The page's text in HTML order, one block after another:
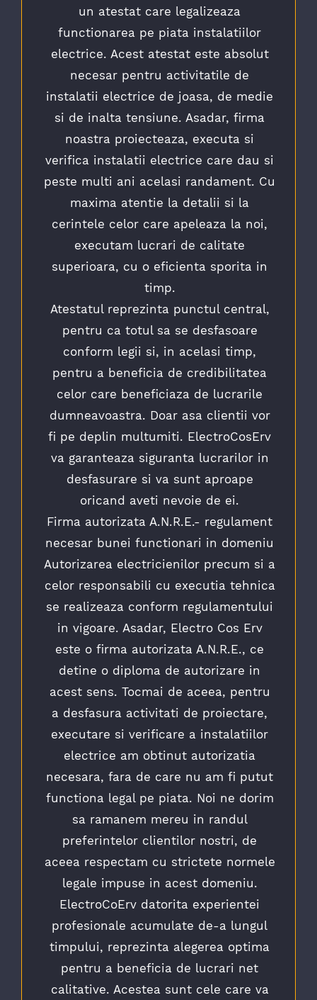
un atestat care legalizeaza
functionarea pe piata instalatiilor
electrice. Acest atestat este absolut
necesar pentru activitatile de
instalatii electrice de joasa, de medie
si de inalta tensiune. Asadar, firma
noastra proiecteaza, executa si
verifica instalatii electrice care dau si
peste multi ani acelasi randament. Cu
maxima atentie la detalii si la
cerintele celor care apeleaza la noi,
executam lucrari de calitate
superioara, cu o eficienta sporita in
timp.
Atestatul reprezinta punctul central,
pentru ca totul sa se desfasoare
conform legii si, in acelasi timp,
pentru a beneficia de credibilitatea
celor care beneficiaza de lucrarile
dumneavoastra. Doar asa clientii vor
fi pe deplin multumiti. ElectroCosErv
va garanteaza siguranta lucrarilor in
desfasurare si va sunt aproape
oricand aveti nevoie de ei.
Firma autorizata A.N.R.E.- regulament
necesar bunei functionari in domeniu
Autorizarea electricienilor precum si a
celor responsabili cu executia tehnica
se realizeaza conform regulamentului
in vigoare. Asadar, Electro Cos Erv
este o firma autorizata A.N.R.E., ce
detine o diploma de autorizare in
acest sens. Tocmai de aceea, pentru
a desfasura activitati de proiectare,
executare si verificare a instalatiilor
electrice am obtinut autorizatia
necesara, fara de care nu am fi putut
functiona legal pe piata. Noi ne dorim
sa ramanem mereu in randul
preferintelor clientilor nostri, de
aceea respectam cu strictete normele
legale impuse in acest domeniu.
ElectroCoErv datorita experientei
profesionale acumulate de-a lungul
timpului, reprezinta alegerea optima
pentru a beneficia de lucrari net
calitative. Acestea sunt cele care va